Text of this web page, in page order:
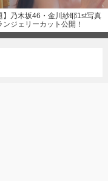
】乃木坂46・金川紗耶1st写真
ンジェリーカット公開！